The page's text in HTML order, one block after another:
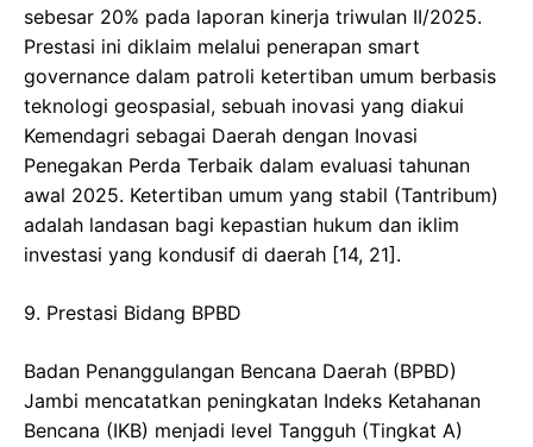
sebesar 20% pada laporan kinerja triwulan II/2025.
Prestasi ini diklaim melalui penerapan smart
governance dalam patroli ketertiban umum berbasis
teknologi geospasial, sebuah inovasi yang diakui
Kemendagri sebagai Daerah dengan Inovasi
Penegakan Perda Terbaik dalam evaluasi tahunan
awal 2025. Ketertiban umum yang stabil (Tantribum)
adalah landasan bagi kepastian hukum dan iklim
investasi yang kondusif di daerah [14, 21].
​9. Prestasi Bidang BPBD
​Badan Penanggulangan Bencana Daerah (BPBD)
Jambi mencatatkan peningkatan Indeks Ketahanan
Bencana (IKB) menjadi level Tangguh (Tingkat A)